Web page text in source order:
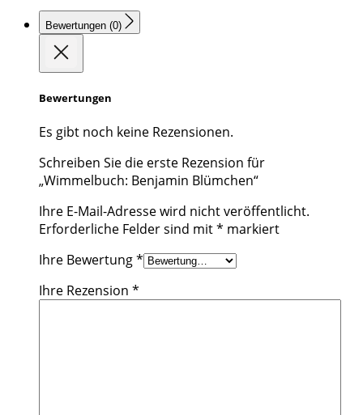
Bewertungen (0)
Bewertungen
Es gibt noch keine Rezensionen.
Schreiben Sie die erste Rezension für
„Wimmelbuch: Benjamin Blümchen“
Ihre E-Mail-Adresse wird nicht veröffentlicht.
Erforderliche Felder sind mit* markiert
Ihre Bewertung*
Ihre Rezension *